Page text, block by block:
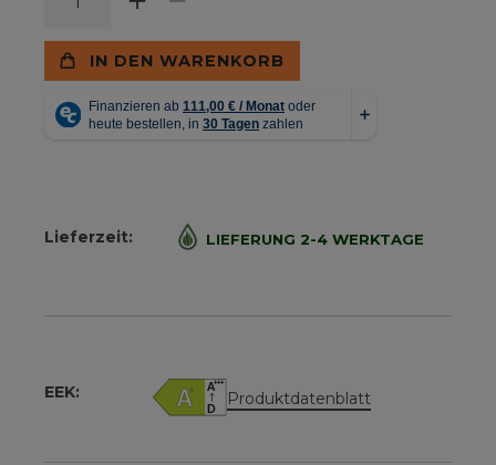
IN DEN WARENKORB
Lieferzeit: LIEFERUNG 2-4 WERKTAGE
EEK: Produktdatenblatt